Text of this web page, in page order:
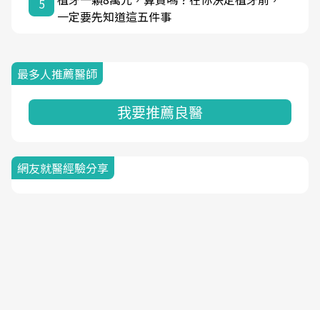
5
一定要先知道這五件事
最多人推薦醫師
我要推薦良醫
網友就醫經驗分享